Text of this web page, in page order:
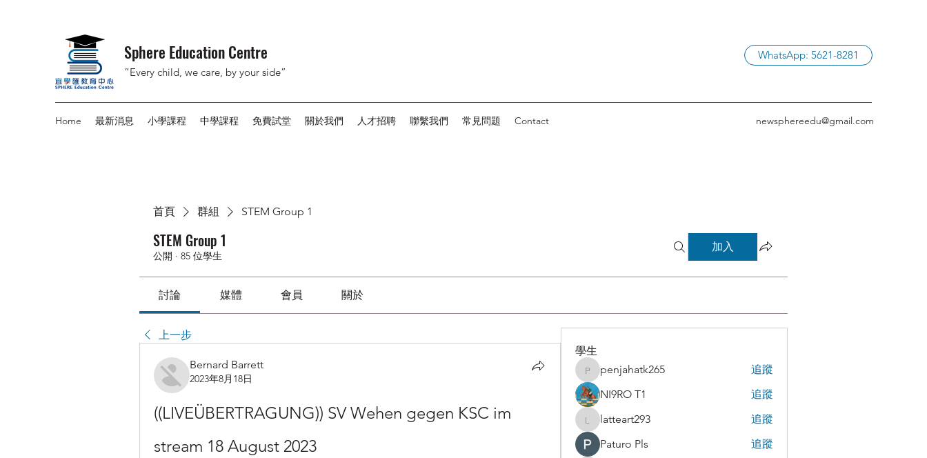
Sphere Education Centre
”Every child, we care, by your side”
WhatsApp: 5621-8281
Home 最新消息 小學課程 中學課程 免費試堂 關於我們 人才招聘 聯繫我們 常見問題 Contact newsphereedu@gmail.com
首頁 群組 STEM Group 1
STEM Group 1
公開 · 85 位學生
加入
討論 媒體 會員 關於
上一步
Bernard Barrett
2023年8月18日
((LIVEÜBERTRAGUNG)) SV Wehen gegen KSC im
stream 18 August 2023
學生
penjahatk265
penjahatk265
追蹤
NI9RO T1
追蹤
latteart293
latteart293
追蹤
Paturo Pls
追蹤